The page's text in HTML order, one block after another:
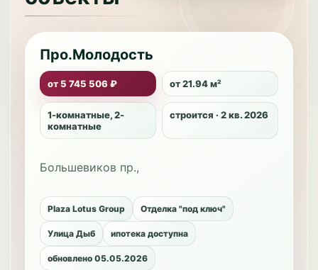
Про.Молодость
от 5 745 506 ₽ от 21.94 м²
1-комнатные, 2-
комнатные
строится · 2 кв. 2026
Большевиков пр.,
Plaza Lotus Group Отделка "под ключ"
Улица Дыб ипотека доступна
обновлено 05.05.2026